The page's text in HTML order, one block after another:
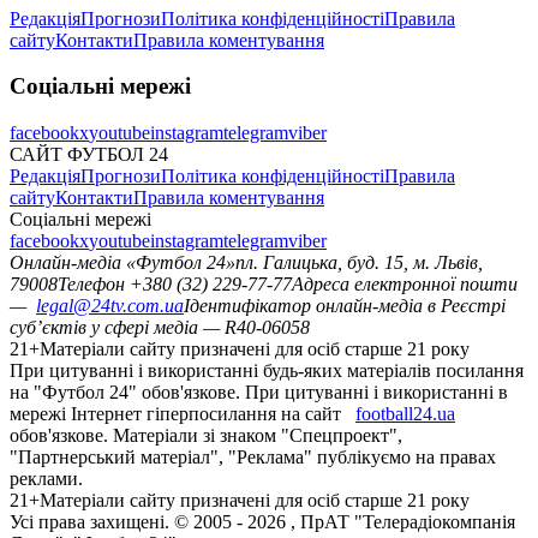
РедакціяПрогнозиПолітика конфіденційностіПравила
сайтуКонтактиПравила коментування
Соціальні мережі
facebookxyoutubeinstagramtelegramviber
САЙТ ФУТБОЛ 24
РедакціяПрогнозиПолітика конфіденційностіПравила
сайтуКонтактиПравила коментування
Соціальні мережі
facebookxyoutubeinstagramtelegramviber
Онлайн-медіа «Футбол 24»пл. Галицька, буд. 15, м. Львів,
79008Телефон +380 (32) 229-77-77Адреса електронної пошти
— legal@24tv.com.uaІдентифікатор онлайн-медіа в Реєстрі
суб’єктів у сфері медіа — R40-06058
21+Матеріали сайту призначені для осіб старше 21 року
При цитуванні і використанні будь-яких матеріалів посилання
на "Футбол 24" обов'язкове. При цитуванні і використанні в
мережі Інтернет гіперпосилання на сайт
football24.ua
обов'язкове. Матеріали зі знаком "Спецпроект",
"Партнерський матеріал", "Реклама" публікуємо на правах
реклами.
21+Матеріали сайту призначені для осіб старше 21 року
Усi права захищенi. © 2005 - 2026 , ПрАТ "Телерадіокомпанія